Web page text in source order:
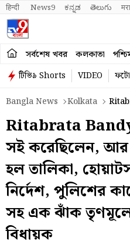
हिन्दी News9 ಕನ್ನಡ తెలుగు
সর্বশেষ খবর কলকাতা
টিভি৯ Shorts VIDEO ফটো
Bangla News
Kolkata
Ritabrata
সই করেছিলেন,
হল তালিকা,
নির্দেশ, পুলিশের
সহ এক ঝাঁক
বিধায়ক